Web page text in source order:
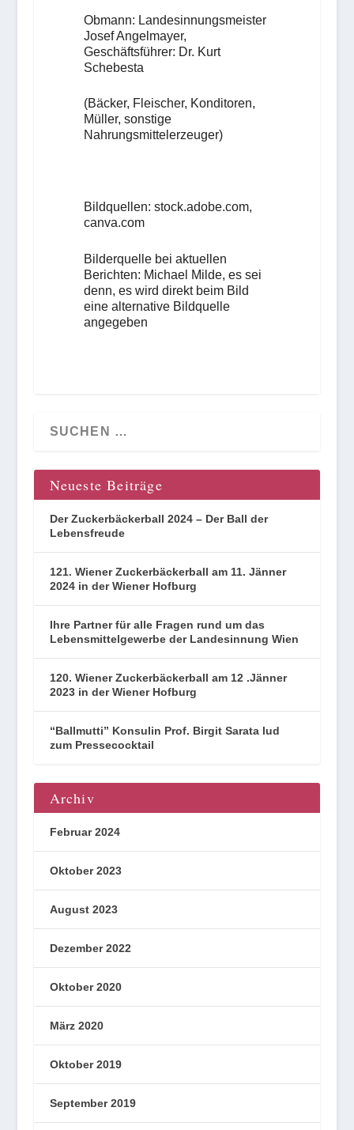
Obmann: Landesinnungsmeister
Josef Angelmayer,
Geschäftsführer: Dr. Kurt
Schebesta
(Bäcker, Fleischer, Konditoren,
Müller, sonstige
Nahrungsmittelerzeuger)
Bildquellen: stock.adobe.com,
canva.com
Bilderquelle bei aktuellen
Berichten: Michael Milde, es sei
denn, es wird direkt beim Bild
eine alternative Bildquelle
angegeben
Neueste Beiträge
Der Zuckerbäckerball 2024 – Der Ball der
Lebensfreude
121. Wiener Zuckerbäckerball am 11. Jänner
2024 in der Wiener Hofburg
Ihre Partner für alle Fragen rund um das
Lebensmittelgewerbe der Landesinnung Wien
120. Wiener Zuckerbäckerball am 12 .Jänner
2023 in der Wiener Hofburg
“Ballmutti” Konsulin Prof. Birgit Sarata lud
zum Pressecocktail
Archiv
Februar 2024
Oktober 2023
August 2023
Dezember 2022
Oktober 2020
März 2020
Oktober 2019
September 2019